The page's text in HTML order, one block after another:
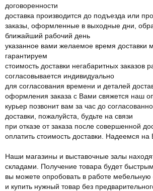
договоренности
доставка производится до подъезда или
заказы, оформленные в выходные дни,
ближайший рабочий день
указанное вами желаемое время доставки
гарантируем
стоимость доставки негабаритных заказов
согласовывается индивидуально
для согласования времени и деталей
оформления заказа с Вами свяжется наш
курьер позвонит вам за час до
доставки, пожалуйста, будьте на связи
при отказе от заказа после совершенной
оплатить стоимость доставки. Надеемся
Наши магазины и выставочные залы
складами. Получение товара будет
вы можете опробовать в работе мебельную
и купить нужный товар без